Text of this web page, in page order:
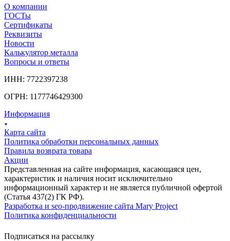
О компании
ГОСТы
Сертификаты
Реквизиты
Новости
Калькулятор металла
Вопросы и ответы
ИНН: 7722397238
ОГРН: 1177746429300
Информация
Карта сайта
Политика обработки персональных данных
Правила возврата товара
Акции
Представленная на сайте информация, касающаяся цен,
характеристик и наличия носит исключительно
информационный характер и не является публичной офертой
(Статья 437(2) ГК РФ).
Разработка и seo-продвижение сайта Mary Project
Политика конфиденциальности
Подписаться на рассылку